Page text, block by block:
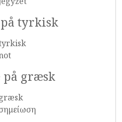
tyrkisk
på græsk